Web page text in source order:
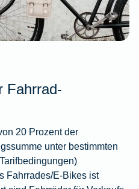
Fahrrad-
20 Prozent der
unter bestimmten
Fahrrades/E-Bikes ist